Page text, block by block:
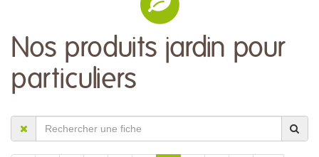
Nos produits jardin pour
particuliers